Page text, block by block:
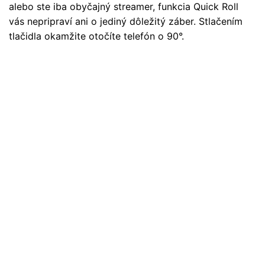
alebo ste iba obyčajný streamer, funkcia Quick Roll
vás nepripraví ani o jediný dôležitý záber. Stlačením
tlačidla okamžite otočíte telefón o 90°.